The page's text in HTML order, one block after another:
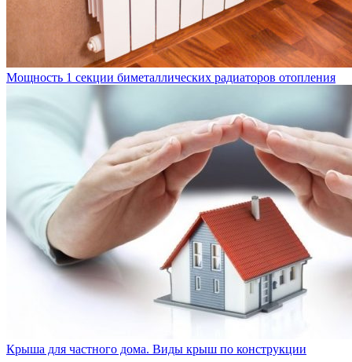
Мощность 1 секции биметаллических радиаторов отопления
Крыша для частного дома. Виды крыш по конструкции